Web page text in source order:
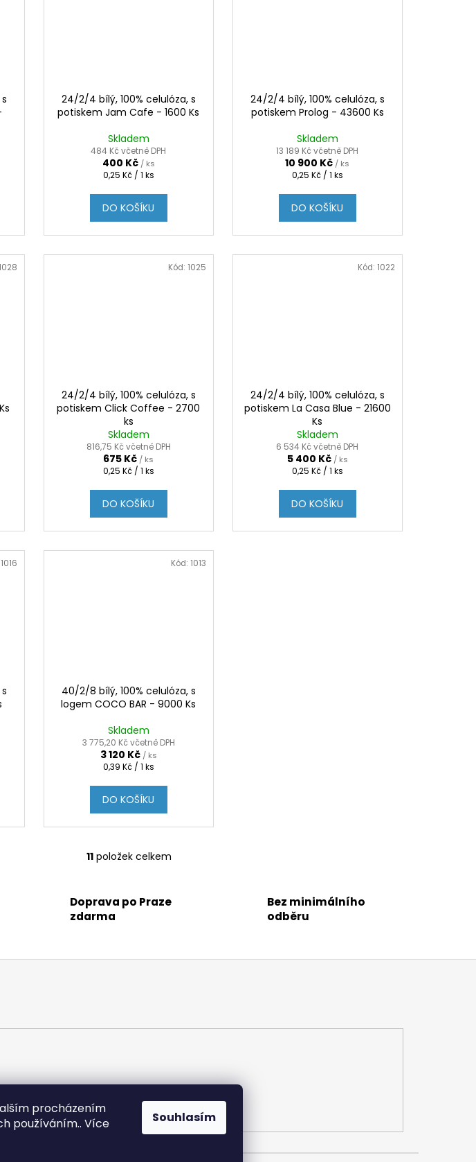
procházením
používáním.. Více
Souhlasím
24/2/4 bílý, 100% celulóza, s
potiskem Jam Cafe - 1600 Ks
Skladem
484 Kč včetně DPH
400 Kč / ks
Měrná
0,25 Kč / 1 ks
DO KOŠÍKU
24/2/4 bílý, 100% celulóza, s
potiskem Prolog - 43600 Ks
Skladem
13 189 Kč včetně DPH
10 900 Kč / ks
Měrná
0,25 Kč / 1 ks
DO KOŠÍKU
24/2/4 bílý, 100% celulóza, s
potiskem Click Coffee - 2700
ks
Skladem
816,75 Kč včetně DPH
675 Kč / ks
Měrná
0,25 Kč / 1 ks
DO KOŠÍKU
Kód: 1025
24/2/4 bílý, 100% celulóza, s
potiskem La Casa Blue - 21600
Ks
Skladem
6 534 Kč včetně DPH
5 400 Kč / ks
Měrná
0,25 Kč / 1 ks
DO KOŠÍKU
Kód: 1022
1016
40/2/8 bílý, 100% celulóza, s
logem COCO BAR - 9000 Ks
Skladem
3 775,20 Kč včetně DPH
3 120 Kč / ks
Měrná
0,39 Kč / 1 ks
DO KOŠÍKU
Kód: 1013
O
á
c
k
ý
11položek celkem
Doprava po Praze
zdarma
Bez minimálního
odběru